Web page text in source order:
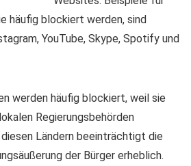
häufig blockiert werden, sind
YouTube, Skype, Spotify und
werden häufig blockiert, weil sie
Regierungsbehörden
Ländern beeinträchtigt die
der Bürger erheblich.